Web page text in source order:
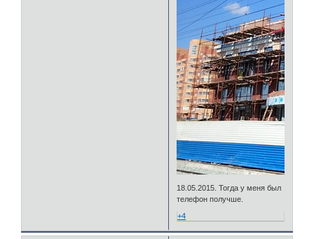
18.05.2015. Тогда у меня был
телефон получше.
+4